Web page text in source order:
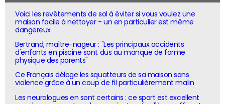
Voici les revêtements de sol à éviter si vous voulez une
maison facile à nettoyer - un en particulier est même
dangereux
Bertrand, maître-nageur : "Les principaux accidents
d'enfants en piscine sont dus au manque de forme
physique des parents"
Ce Français déloge les squatteurs de sa maison sans
violence grâce à un coup de fil particulièrement malin
Les neurologues en sont certains : ce sport est excellent